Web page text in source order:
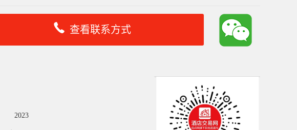
查看联系方式
2023